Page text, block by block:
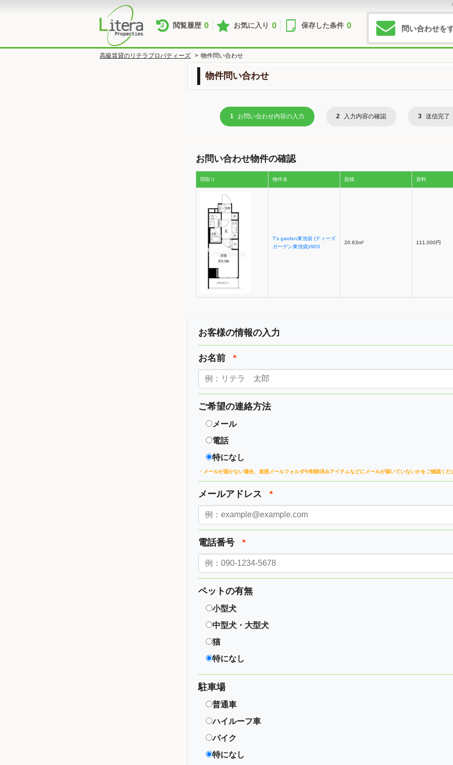
閲覧履歴 0 お気に入り 0 保存した条件 0 問い合わせを
高級賃貸のリテラプロパティーズ > 物件問い合わせ
物件問い合わせ
1 お問い合わせ内容の入力 2 入力内容の確認 3 送信完了
お問い合わせ物件の確認
間取り 物件名 面積 賃料
T's garden東池袋 (ティーズ
ガーデン東池袋)/903
20.63m² 111,000円
お客様の情報の入力
お名前 *
ご希望の連絡方法
メール
電話
特になし
・メールが届かない場合、 迷惑メールフォルダや削除済みアイテムなどに メールが届いていないかをご確認くだ
メールアドレス *
電話番号 *
ペットの有無
小型犬
中型犬・大型犬
猫
特になし
駐車場
普通車
ハイルーフ車
バイク
特になし